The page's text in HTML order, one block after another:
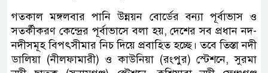
গতকাল মঙ্গলবার পানি উন্নয়ন বোর্ডের বন্যা পূর্বাভাস ও
সতর্কীকরণ কেন্দ্রের পূর্বাভাসে বলা হয়, দেশের সব প্রধান নদ-
নদীসমূহ বিপৎসীমার নিচ দিয়ে প্রবাহিত হচ্ছে। তবে তিস্তা নদী
ডালিয়া (নীলফামারী) ও কাউনিয়া (রংপুর) স্টেশনে, সুরমা